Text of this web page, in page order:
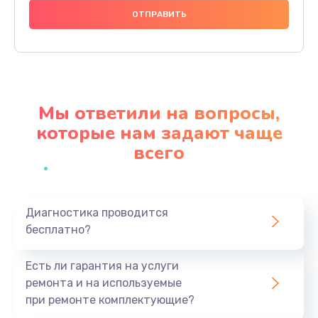
1000 руб.
Заказать
Ремонт потенциометров
Заказать
Мы ответили на вопросы,
которые нам задают чаще
всего
Диагностика проводится
бесплатно?
Есть ли гарантия на услуги
ремонта и на используемые
при ремонте комплектующие?